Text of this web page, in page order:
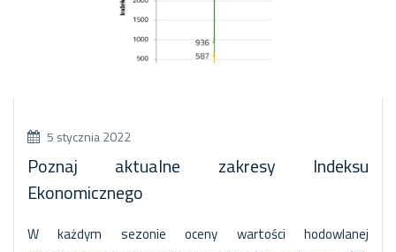
5 stycznia 2022
Poznaj aktualne zakresy Indeksu
Ekonomicznego
W każdym sezonie oceny wartości hodowlanej